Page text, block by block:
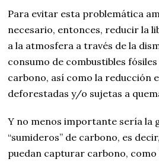
Para evitar esta problemática
necesario, entonces, reducir la
a la atmosfera a través de la
consumo de combustibles
carbono, así como la reducción
deforestadas y/o sujetas a
Y no menos importante sería la
“sumideros” de carbono, es
puedan capturar carbono, como